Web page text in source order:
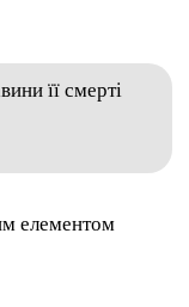
її смерті
елементом